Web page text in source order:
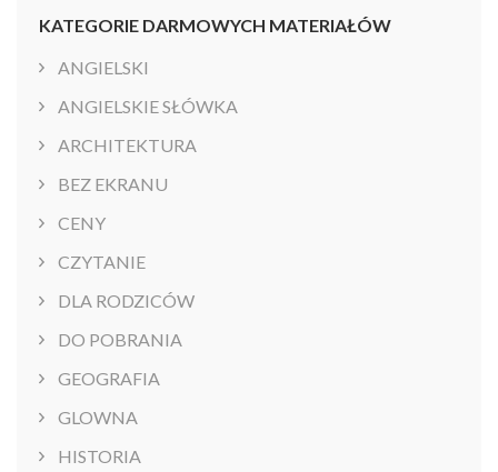
KATEGORIE DARMOWYCH MATERIAŁÓW
ANGIELSKI
ANGIELSKIE SŁÓWKA
ARCHITEKTURA
BEZ EKRANU
CENY
CZYTANIE
DLA RODZICÓW
DO POBRANIA
GEOGRAFIA
GLOWNA
HISTORIA